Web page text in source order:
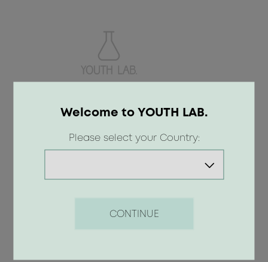
Προσθήκη
Welcome to YOUTH LAB.
Please select your Country:
CONTINUE